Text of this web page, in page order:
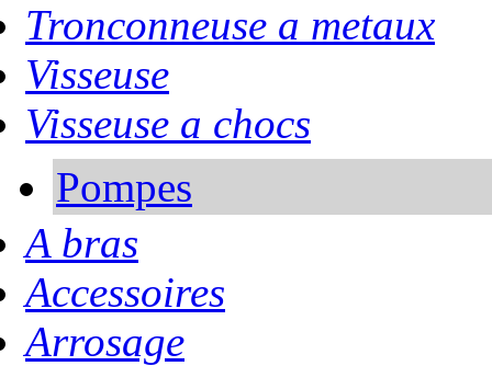
Tronconneuse a metaux
Visseuse
Visseuse a chocs
Pompes
A bras
Accessoires
Arrosage